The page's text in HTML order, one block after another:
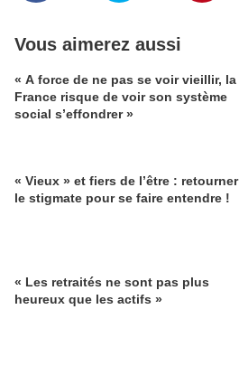
Vous aimerez aussi
« A force de ne pas se voir vieillir, la
France risque de voir son système
social s’effondrer »
« Vieux » et fiers de l’être : retourner
le stigmate pour se faire entendre !
« Les retraités ne sont pas plus
heureux que les actifs »